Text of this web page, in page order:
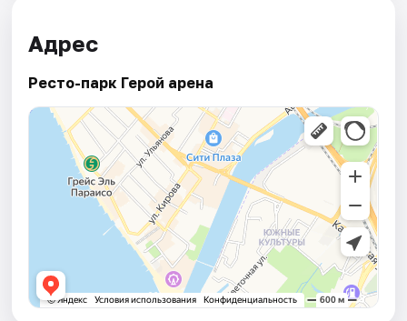
Адрес
Ресто-парк Герой арена